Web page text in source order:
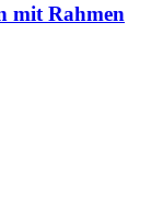
mit Rahmen